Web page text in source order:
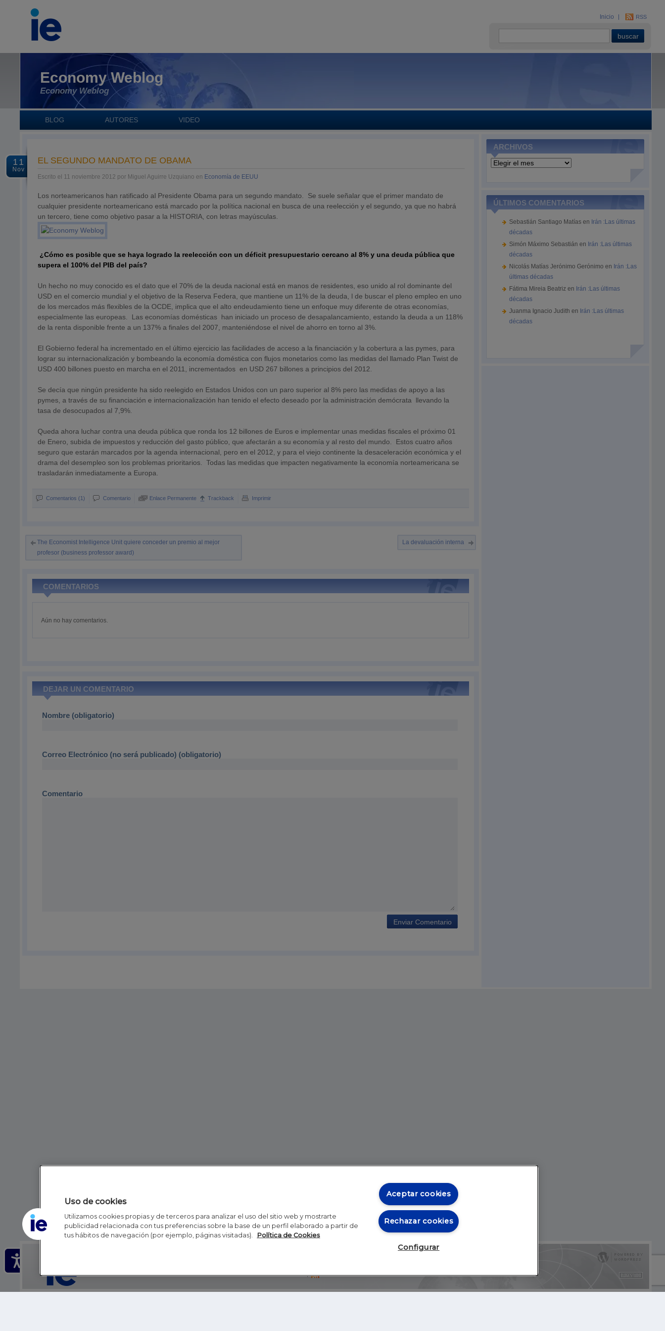
Inicio RSS
Economy Weblog
Economy Weblog
BLOG AUTORES VIDEO
11
Nov
EL SEGUNDO MANDATO DE OBAMA
Escrito el 11 noviembre 2012 por Miguel Aguirre Uzquiano en Economía de EEUU
Los norteamericanos han ratificado al Presidente Obama para un segundo mandato. Se suele señalar que el primer mandato de
cualquier presidente norteamericano está marcado por la política nacional en busca de una reelección y el segundo, ya que no habrá
un tercero, tiene como objetivo pasar a la HISTORIA, con letras mayúsculas.
¿Cómo es posible que se haya logrado la reelección con un déficit presupuestario cercano al 8% y una deuda pública que
supera el 100% del PIB del país?
Un hecho no muy conocido es el dato que el 70% de la deuda nacional está en manos de residentes, eso unido al rol dominante del
USD en el comercio mundial y el objetivo de la Reserva Federa, que mantiene un 11% de la deuda, l de buscar el pleno empleo en uno
de los mercados más flexibles de la OCDE, implica que el alto endeudamiento tiene un enfoque muy diferente de otras economías,
especialmente las europeas. Las economías domésticas han iniciado un proceso de desapalancamiento, estando la deuda a un 118%
de la renta disponible frente a un 137% a finales del 2007, manteniéndose el nivel de ahorro en torno al 3%.
El Gobierno federal ha incrementado en el último ejercicio las facilidades de acceso a la financiación y la cobertura a las pymes, para
lograr su internacionalización y bombeando la economía doméstica con flujos monetarios como las medidas del llamado Plan Twist de
USD 400 billones puesto en marcha en el 2011, incrementados en USD 267 billones a principios del 2012.
Se decía que ningún presidente ha sido reelegido en Estados Unidos con un paro superior al 8% pero las medidas de apoyo a las
pymes, a través de su financiación e internacionalización han tenido el efecto deseado por la administración demócrata llevando la
tasa de desocupados al 7,9%.
Queda ahora luchar contra una deuda pública que ronda los 12 billones de Euros e implementar unas medidas fiscales el próximo 01
de Enero, subida de impuestos y reducción del gasto público, que afectarán a su economía y al resto del mundo. Estos cuatro años
seguro que estarán marcados por la agenda internacional, pero en el 2012, y para el viejo continente la desaceleración económica y el
drama del desempleo son los problemas prioritarios. Todas las medidas que impacten negativamente la economía norteamericana se
trasladarán inmediatamente a Europa.
Comentarios (1) Comentario Enlace Permanente Trackback Imprimir
The Economist Intelligence Unit quiere conceder un premio al mejor
profesor (business professor award)
La devaluación interna
COMENTARIOS
Aún no hay comentarios.
DEJAR UN COMENTARIO
Nombre (obligatorio)
Correo Electrónico (no será publicado) (obligatorio)
Comentario
ARCHIVOS
Archivos
ÚLTIMOS COMENTARIOS
Sebastián Santiago Matías en Irán :Las últimas
décadas
Simón Máximo Sebastián en Irán :Las últimas
décadas
Nicolás Matías Jerónimo Gerónimo en Irán :Las
últimas décadas
Fátima Mireia Beatriz en Irán :Las últimas
décadas
Juanma Ignacio Judith en Irán :Las últimas
décadas
Inicio RSS
Uso de cookies
Utilizamos cookies propias y de terceros para analizar el uso del sitio web y mostrarte
publicidad relacionada con tus preferencias sobre la base de un perfil elaborado a partir de
tus hábitos de navegación (por ejemplo, páginas visitadas).
Política de Cookies
Aceptar cookies
Rechazar cookies
Configurar